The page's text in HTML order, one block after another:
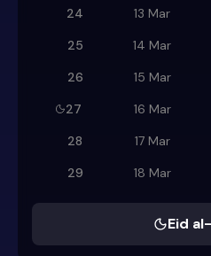
24
13 Mar
25
14 Mar
26
15 Mar
27
16 Mar
28
17 Mar
29
18 Mar
Eid